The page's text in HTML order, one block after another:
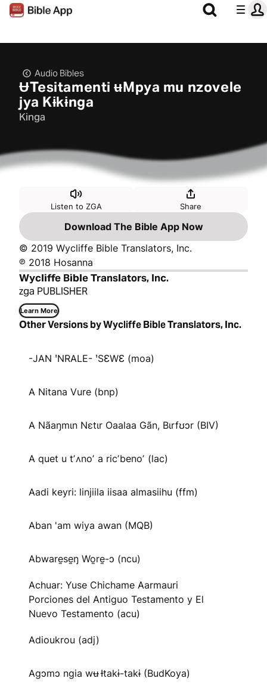
Audio Bibles
ɄTesitamenti ʉMpya mu nzovele
jya Kɨkɨnga
Kinga
Listen to ZGA Share
Download The Bible App Now
© 2019 Wycliffe Bible Translators, Inc.
℗ 2018 Hosanna
Wycliffe Bible Translators, Inc.
zga PUBLISHER
Learn More
Other Versions by Wycliffe Bible Translators, Inc.
-JAN ꞌNRALE- ꞌSƐWƐ (moa)
A Nitana Vure (bnp)
A Nãaŋmɩn Nɛtɩr Oaalaa Gãn, Bɩrfʊɔr (BIV)
A quet u tʼʌnoʼ a ricʼbenoʼ (lac)
Aadi keyri: linjiila iisaa almasiihu (ffm)
Aban 'am wiya awan (MQB)
Abware̱se̱ŋ Wo̱re̱-ɔ (ncu)
Achuar: Yuse Chichame Aarmauri
Porciones del Antiguo Testamento y El
Nuevo Testamento (acu)
Adioukrou (adj)
Agɔmɔ ngia wʉ Ɨtakɨ-takɨ (BudKoya)